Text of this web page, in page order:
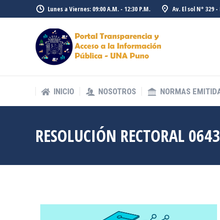
Lunes a Viernes: 09:00 A.M. - 12:30 P.M. Av. El sol N° 329
INICIO NOSOTROS NORMAS
RESOLUCIÓN RECTORAL
INICIO NOSOTROS NORMAS